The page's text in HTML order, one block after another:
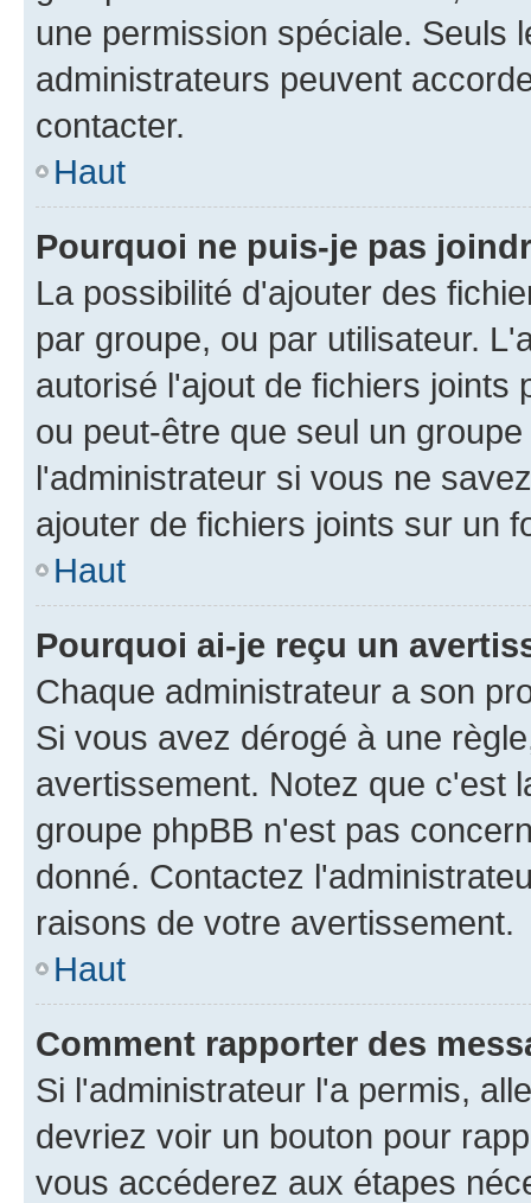
une permission spéciale. Seuls
administrateurs peuvent
contacter.
Haut
Pourquoi ne puis-je pas
La possibilité d'ajouter des
par groupe, ou par utilisateur.
autorisé l'ajout de fichiers joints
ou peut-être que seul un
l'administrateur si vous ne
ajouter de fichiers joints sur un
Haut
Pourquoi ai-je reçu un
Chaque administrateur a son
Si vous avez dérogé à une
avertissement. Notez que c'est
groupe phpBB n'est pas
donné. Contactez
raisons de votre avertissement.
Haut
Comment rapporter des
Si l'administrateur l'a permis,
devriez voir un bouton pour
vous accéderez aux étapes